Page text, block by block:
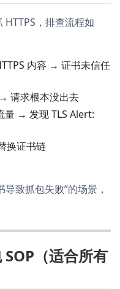
HTTPS，排查流程如
内容 → 证书未信任
请求根本没出去
量 → 发现 TLS Alert:
换证书链
致抓包失败”的场景，
（适合所有